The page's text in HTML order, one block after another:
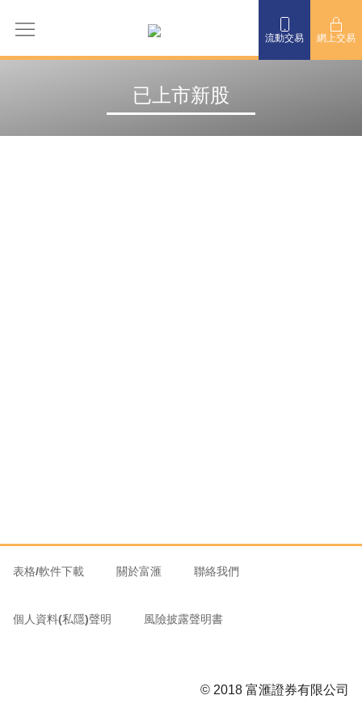
流動交易 網上交易
已上市新股
表格/軟件下載 關於富滙 聯絡我們
個人資料(私隱)聲明 風險披露聲明書
© 2018 富滙證券有限公司